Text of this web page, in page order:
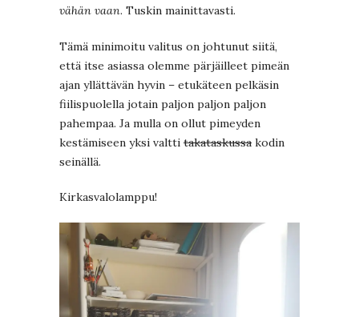
vähän vaan. Tuskin mainittavasti.
Tämä minimoitu valitus on johtunut siitä,
että itse asiassa olemme pärjäilleet pimeän
ajan yllättävän hyvin – etukäteen pelkäsin
fiilispuolella jotain paljon paljon paljon
pahempaa. Ja mulla on ollut pimeyden
kestämiseen yksi valtti takataskussa kodin
seinällä.
Kirkasvalolamppu!